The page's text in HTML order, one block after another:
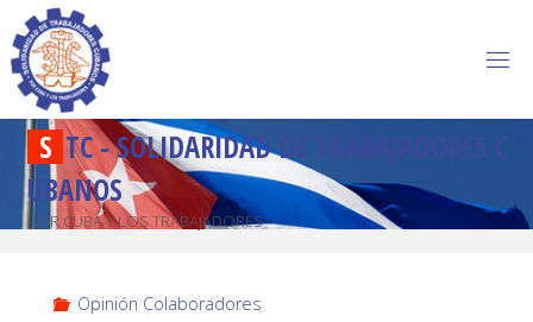
S TC-SOLIDARIDADD R A BAJADORES C
U BANOS
POR CUBA Y LOS TRABAJADORES
Opinión Colaboradores